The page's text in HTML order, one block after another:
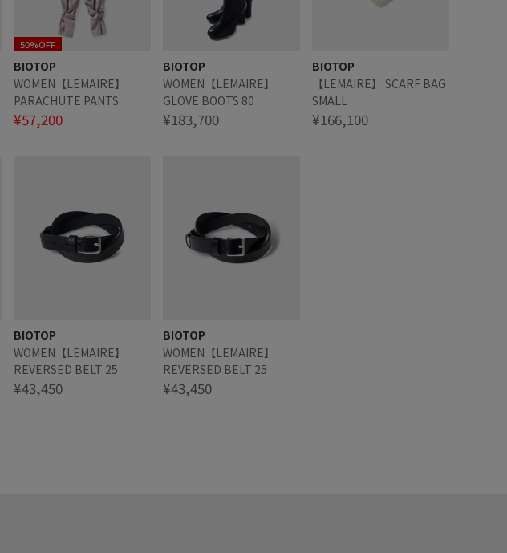
50%OFF
BIOTOP
WOMEN【LEMAIRE】
PARACHUTE PANTS
¥57,200
BIOTOP
WOMEN【LEMAIRE】
GLOVE BOOTS 80
¥183,700
BIOTOP
【LEMAIRE】 SCARF BAG
SMALL
¥166,100
BIOTOP
WOMEN【LEMAIRE】
REVERSED BELT 25
¥43,450
BIOTOP
WOMEN【LEMAIRE】
REVERSED BELT 25
¥43,450